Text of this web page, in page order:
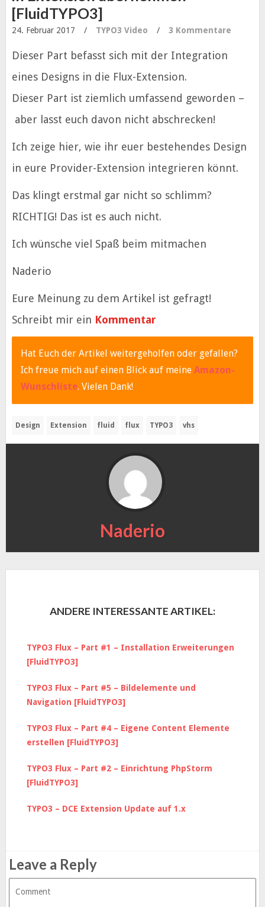
[FluidTYPO3]
24. Februar 2017 / TYPO3 Video / 3 Kommentare
Dieser Part befasst sich mit der Integration
eines Designs in die Flux-Extension.
Dieser Part ist ziemlich umfassend geworden –
aber lasst euch davon nicht abschrecken!
Ich zeige hier, wie ihr euer bestehendes Design
in eure Provider-Extension integrieren könnt.
Das klingt erstmal gar nicht so schlimm?
RICHTIG! Das ist es auch nicht.
Ich wünsche viel Spaß beim mitmachen
Naderio
Eure Meinung zu dem Artikel ist gefragt!
Schreibt mir ein Kommentar
Hat Euch der Artikel weitergeholfen oder gefallen?
Ich freue mich auf einen Blick auf meine Amazon-
Wunschliste. Vielen Dank!
Design Extension fluid flux TYPO3 vhs
Naderio
ANDERE INTERESSANTE ARTIKEL:
TYPO3 Flux – Part #1 – Installation Erweiterungen
[FluidTYPO3]
TYPO3 Flux – Part #5 – Bildelemente und
Navigation [FluidTYPO3]
TYPO3 Flux – Part #4 – Eigene Content Elemente
erstellen [FluidTYPO3]
TYPO3 Flux – Part #2 – Einrichtung PhpStorm
[FluidTYPO3]
TYPO3 – DCE Extension Update auf 1.x
Leave a Reply